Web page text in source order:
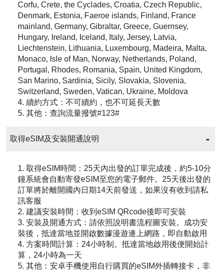
Corfu, Crete, the Cyclades, Croatia, Czech Republic,
Denmark, Estonia, Faeroe islands, Finland, France
mainland, Germany, Gibraltar, Greece, Guernsey,
Hungary, Ireland, Iceland, Italy, Jersey, Latvia,
Liechtenstein, Lithuania, Luxembourg, Madeira, Malta,
Monaco, Isle of Man, Norway, Netherlands, Poland,
Portugal, Rhodes, Romania, Spain, United Kingdom,
San Marino, Sardinia, Sicily, Slovakia, Slovenia,
Switzerland, Sweden, Vatican, Ukraine, Moldova
4. 續約方式：不可續約，也不可延長天數
5. 其他：查詢流量撥號#123#
取得eSIM及安裝開通說明
1. 取得eSIM時間：25天內出發的訂單完成後，約5-10分
鐘系統會自動寄發eSIM至您的電子郵件。25天後出發的
訂單將於離開國內日期14天前發送，如果沒有收到請私
訊客服
2. 建議安裝時間：收到eSIM QRcode後即可安裝
3. 安裝及開通方式：請依照說明書流程圖安裝。成功安
裝後，抵達當地並開啟數據漫遊連上網路，即自動啟用
4. 方案時間計算：24小時制。抵達當地啟用後便開始計
算，24小時為一天
5. 其他：安卓手機使用自行購買的eSIM外插轉接卡，非